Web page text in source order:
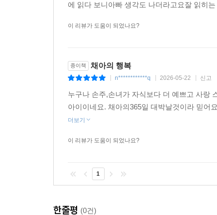
에 읽다 보니아빠 생각도 나더라고요잘 읽히
이 리뷰가 도움이 되었나요?
종이책 채아의 행복
n************q 2026-05-22 신고
누구나 손주,손녀가 자식보다 더 예쁘고 사랑
아이이네요. 채아의365일 대박날것이라 믿어
더보기
이 리뷰가 도움이 되었나요?
1
한줄평 (0건)